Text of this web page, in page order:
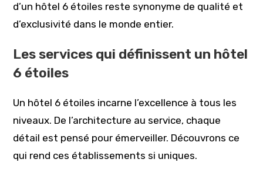
d’un hôtel 6 étoiles reste synonyme de qualité et
d’exclusivité dans le monde entier.
Les services qui définissent un hôtel
6 étoiles
Un hôtel 6 étoiles incarne l’excellence à tous les
niveaux. De l’architecture au service, chaque
détail est pensé pour émerveiller. Découvrons ce
qui rend ces établissements si uniques.